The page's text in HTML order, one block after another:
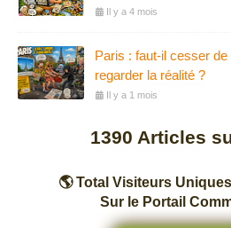
Il y a 4 mois
Paris : faut-il cesser
regarder la réalité ?
Il y a 1 mois
1390 Articles
🌎 Total Visiteurs
Sur le Portail